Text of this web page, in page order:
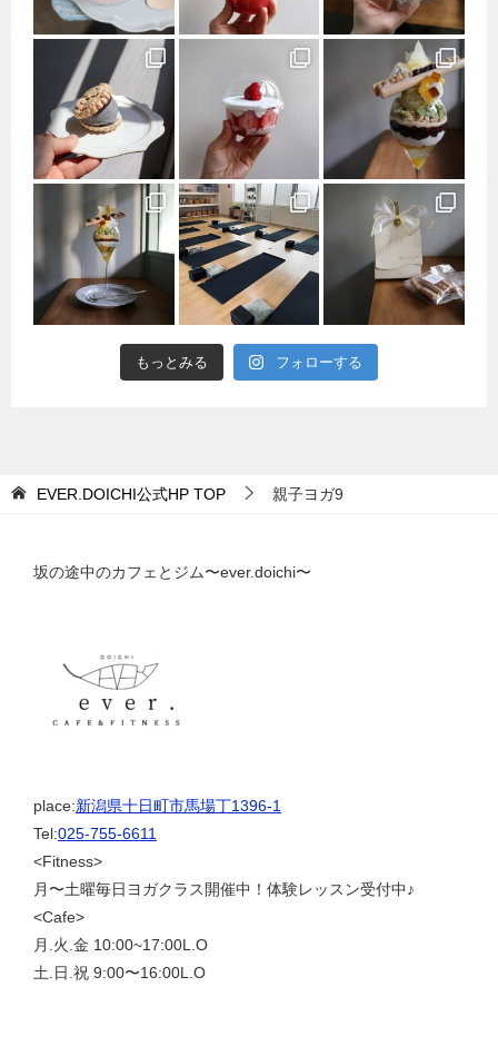
もっとみる フォローする
EVER.DOICHI公式HP TOP 親子ヨガ9
坂の途中のカフェとジム〜ever.doichi〜
place:新潟県十日町市馬場丁1396-1
Tel:025-755-6611
<Fitness>
月〜土曜毎日ヨガクラス開催中！体験レッスン受付中♪
<Cafe>
月.火.金 10:00~17:00L.O
土.日.祝 9:00〜16:00L.O